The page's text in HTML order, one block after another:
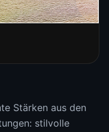
Stärken aus den
stilvolle